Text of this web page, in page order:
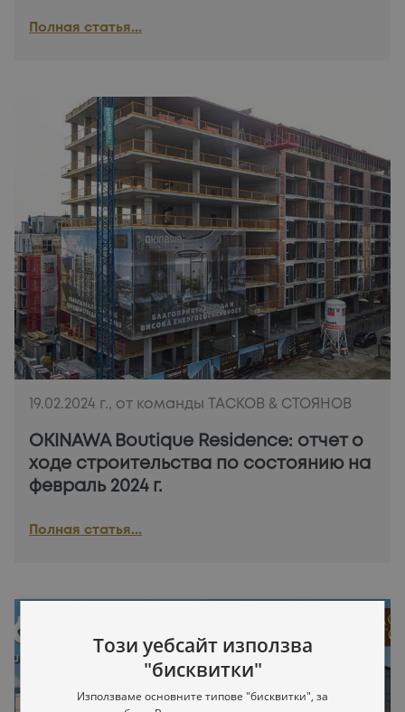
Полная статья...
19.02.2024 г., от команды ТАСКОВ & СТОЯНОВ
OKINAWA Boutique Residence: отчет о
ходе строительства по состоянию на
февраль 2024 г.
Полная статья...
Този уебсайт използва
"бисквитки"
Използваме основните типове "бисквитки", за